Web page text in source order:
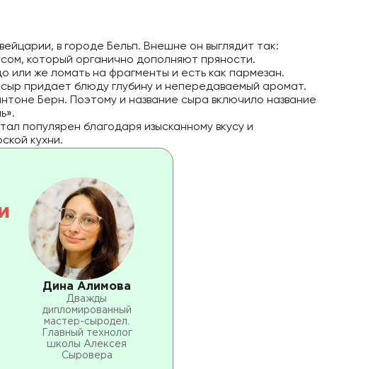
в городе Бельп. Внешне он выглядит так:
который органично дополняют пряности.
или же ломать на фрагменты и есть как пармезан.
придает блюду глубину и непередаваемый аромат.
Берн. Поэтому и название сыра включило название
популярен благодаря изысканному вкусу и
кухни.
Дина Алимова
Дважды
дипломированный
мастер-сыродел.
Главный технолог
школы Алексея
Сыровера